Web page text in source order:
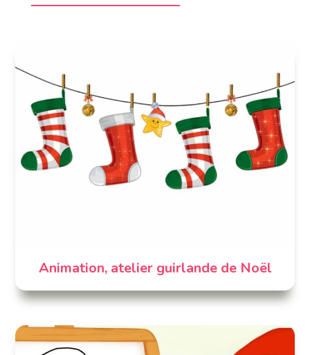
Animation, atelier guirlande de Noël